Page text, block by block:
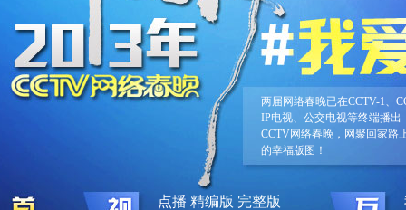
两届网络春晚已在CCTV-1、
IP电视、公交电视等终端播出
CCTV网络春晚，网聚回家路
的幸福版图！
点播 精编版 完整版